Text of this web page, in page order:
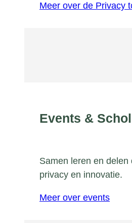
Meer over de Privacy
Events &
Samen leren en delen
privacy en innovatie.
Meer over events